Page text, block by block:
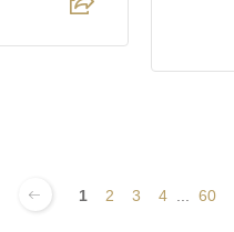
1 2 3 4 ... 60